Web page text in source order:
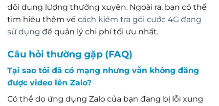
dõi dung lượng thường xuyên. Ngoài ra, bạn có thể
tìm hiểu thêm về cách kiểm tra gói cước 4G đang
sử dụng để quản lý chi phí tối ưu nhất.
Câu hỏi thường gặp (FAQ)
Tại sao tôi đã có mạng nhưng vẫn không đăng
được video lên Zalo?
Có thể do ứng dụng Zalo của bạn đang bị lỗi xung